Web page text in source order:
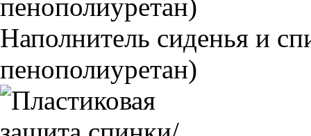
Наполнитель сиденья и
пенополиуретан)